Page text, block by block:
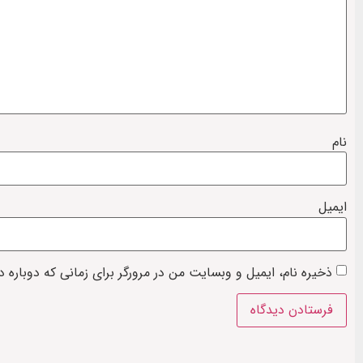
نام
ایمیل
ذخیره نام، ایمیل و وبسایت من در مرورگر برای زمانی که